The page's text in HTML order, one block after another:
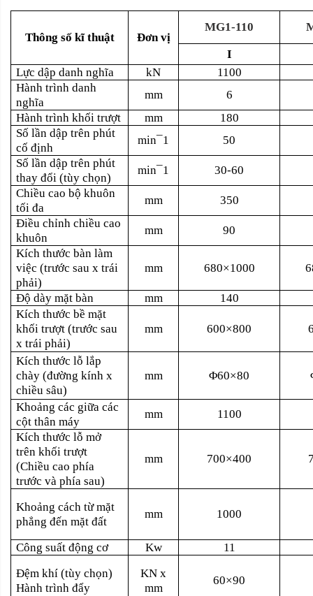
Thông số kĩ thuật Đơn vị
MG1-110
I
Lực dập danh nghĩa
kN
1100
Hành trình danh
nghĩa
mm
6
Hành trình khối trượt
mm
180
Số lần dập trên phút
cố định
min¯1
50
Số lần dập trên phút
thay đổi (tùy chọn)
min¯1
30-60
Chiều cao bộ khuôn
tối đa
mm
350
Điều chỉnh chiều cao
khuôn
mm
90
Kích thước bàn làm
việc (trước sau x trái
phải)
mm 680×1000
Độ dày mặt bàn mm
140
Kích thước bề mặt
khối trượt (trước sau
x trái phải)
mm 600×800
Kích thước lỗ lắp
chày (đường kính x
chiều sâu)
mm Φ60×80
Khoảng các giữa các
cột thân máy
mm
1100
Kích thước lỗ mở
trên khối trượt
(Chiều cao phía
trước và phía sau)
mm 700×400
Khoảng cách từ mặt
phẳng đến mặt đất
mm 1000
Công suất động cơ Kw
11
Đệm khí (tùy chọn)
Hành trình đẩy
KN x
mm
60×90